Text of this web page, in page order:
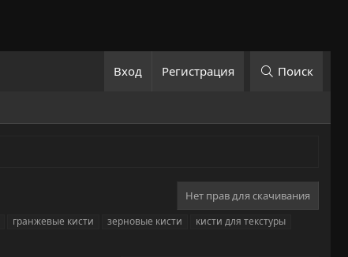
Вход Регистрация Поиск
Нет прав для скачивания
гранжевые кисти зерновые кисти
кисти для текстуры